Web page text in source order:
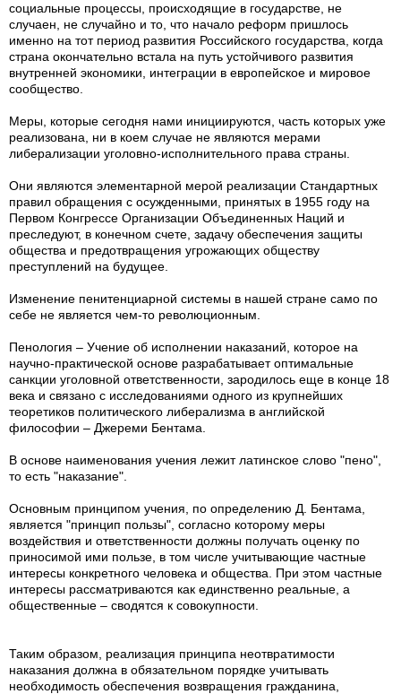
социальные процессы, происходящие в государстве, не
случаен, не случайно и то, что начало реформ пришлось
именно на тот период развития Российского государства, когда
страна окончательно встала на путь устойчивого развития
внутренней экономики, интеграции в европейское и мировое
сообщество.
Меры, которые сегодня нами инициируются, часть которых уже
реализована, ни в коем случае не являются мерами
либерализации уголовно-исполнительного права страны.
Они являются элементарной мерой реализации Стандартных
правил обращения с осужденными, принятых в 1955 году на
Первом Конгрессе Организации Объединенных Наций и
преследуют, в конечном счете, задачу обеспечения защиты
общества и предотвращения угрожающих обществу
преступлений на будущее.
Изменение пенитенциарной системы в нашей стране само по
себе не является чем-то революционным.
Пенология – Учение об исполнении наказаний, которое на
научно-практической основе разрабатывает оптимальные
санкции уголовной ответственности, зародилось еще в конце 18
века и связано с исследованиями одного из крупнейших
теоретиков политического либерализма в английской
философии – Джереми Бентама.
В основе наименования учения лежит латинское слово "пено",
то есть "наказание".
Основным принципом учения, по определению Д. Бентама,
является "принцип пользы", согласно которому меры
воздействия и ответственности должны получать оценку по
приносимой ими пользе, в том числе учитывающие частные
интересы конкретного человека и общества. При этом частные
интересы рассматриваются как единственно реальные, а
общественные – сводятся к совокупности.
Таким образом, реализация принципа неотвратимости
наказания должна в обязательном порядке учитывать
необходимость обеспечения возвращения гражданина,